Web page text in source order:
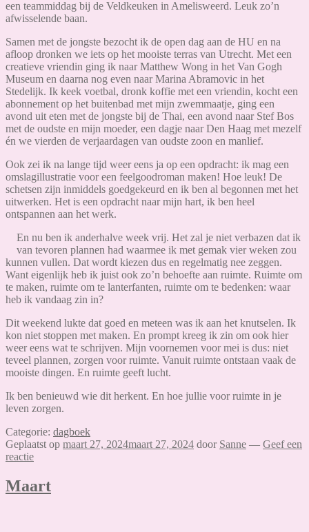
een teammiddag bij de Veldkeuken in Amelisweerd. Leuk zo’n
afwisselende baan.
Samen met de jongste bezocht ik de open dag aan de HU en na
afloop dronken we iets op het mooiste terras van Utrecht. Met een
creatieve vriendin ging ik naar Matthew Wong in het Van Gogh
Museum en daarna nog even naar Marina Abramovic in het
Stedelijk. Ik keek voetbal, dronk koffie met een vriendin, kocht een
abonnement op het buitenbad met mijn zwemmaatje, ging een
avond uit eten met de jongste bij de Thai, een avond naar Stef Bos
met de oudste en mijn moeder, een dagje naar Den Haag met mezelf
én we vierden de verjaardagen van oudste zoon en manlief.
Ook zei ik na lange tijd weer eens ja op een opdracht: ik mag een
omslagillustratie voor een feelgoodroman maken! Hoe leuk! De
schetsen zijn inmiddels goedgekeurd en ik ben al begonnen met het
uitwerken. Het is een opdracht naar mijn hart, ik ben heel
ontspannen aan het werk.
En nu ben ik anderhalve week vrij. Het zal je niet verbazen dat ik
van tevoren plannen had waarmee ik met gemak vier weken zou
kunnen vullen. Dat wordt kiezen dus en regelmatig nee zeggen.
Want eigenlijk heb ik juist ook zo’n behoefte aan ruimte. Ruimte om
te maken, ruimte om te lanterfanten, ruimte om te bedenken: waar
heb ik vandaag zin in?
Dit weekend lukte dat goed en meteen was ik aan het knutselen. Ik
kon niet stoppen met maken. En prompt kreeg ik zin om ook hier
weer eens wat te schrijven. Mijn voornemen voor mei is dus: niet
teveel plannen, zorgen voor ruimte. Vanuit ruimte ontstaan vaak de
mooiste dingen. En ruimte geeft lucht.
Ik ben benieuwd wie dit herkent. En hoe jullie voor ruimte in je
leven zorgen.
Categorie: dagboek
Geplaatst op maart 27, 2024maart 27, 2024 door Sanne — Geef een
reactie
Maart